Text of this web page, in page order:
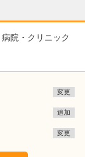
病院・クリニック
変更
追加
変更